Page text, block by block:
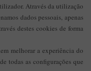
Através da utilização
dados pessoais, apenas
destes cookies de forma
melhorar a experiência do
todas as configurações que